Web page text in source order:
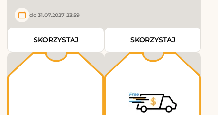
do 31.07.2027 23:59
SKORZYSTAJ SKORZYSTAJ